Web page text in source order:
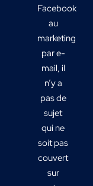
Facebook
au
marketing
par e-
mail, il
n’y a
pas de
sujet
qui ne
soit pas
couvert
sur